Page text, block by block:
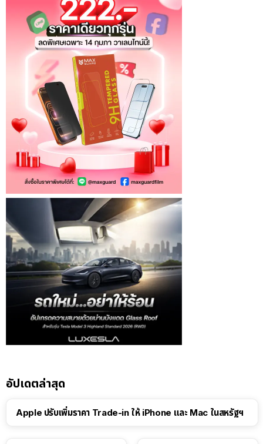
อัปเดตล่าสุด
Apple ปรับเพิ่มราคา Trade-in ให้ iPhone และ Mac ในสหรัฐฯ